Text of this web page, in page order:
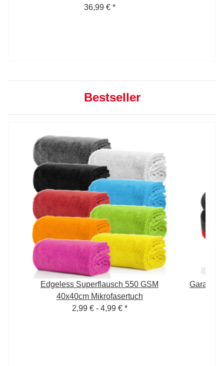
36,99 € *
Bestseller
Edgeless Superflausch 550 GSM
40x40cm Mikrofasertuch
2,99 € - 4,99 € *
Garage